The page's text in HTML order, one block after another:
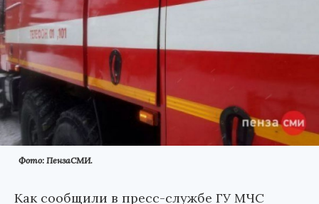
Фото: ПензаСМИ.
Как сообщили в пресс-службе ГУ МЧС